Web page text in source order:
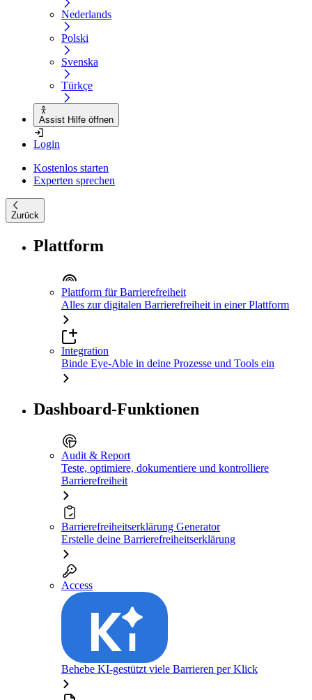
Nederlands
Polski
Svenska
Türkçe
Assist Hilfe öffnen
Login
Kostenlos starten
Experten sprechen
Zurück
Plattform
Plattform für Barrierefreiheit
Alles zur digitalen Barrierefreiheit in einer Plattform
Integration
Binde Eye-Able in deine Prozesse und Tools ein
Dashboard-Funktionen
Audit & Report
Teste, optimiere, dokumentiere und kontrolliere
Barrierefreiheit
Barrierefreiheitserklärung Generator
Erstelle deine Barrierefreiheitserklärung
Access
Behebe KI-gestützt viele Barrieren per Klick